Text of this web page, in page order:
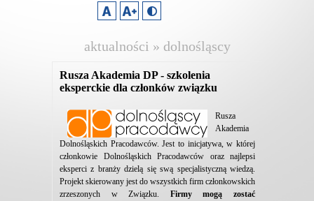
aktualności » dolnośląscy
Rusza Akademia DP - szkolenia
eksperckie dla członków związku
Rusza
Akademia
Dolnośląskich Pracodawców. Jest to inicjatywa, w której
członkowie Dolnośląskich Pracodawców oraz najlepsi
eksperci z branży dzielą się swą specjalistyczną wiedzą.
Projekt skierowany jest do wszystkich firm członkowskich
zrzeszonych w Związku. Firmy mogą zostać